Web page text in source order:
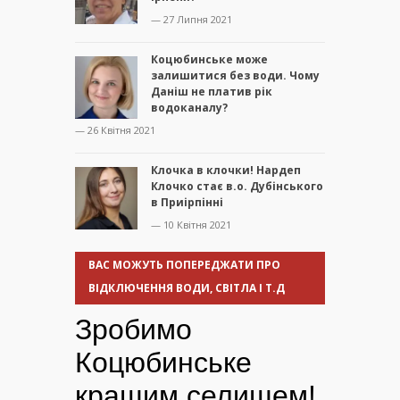
— 27 Липня 2021
Коцюбинське може
залишитися без води. Чому
Даніш не платив рік
водоканалу?
— 26 Квітня 2021
Клочка в клочки! Нардеп
Клочко стає в.о. Дубінського
в Приірпінні
— 10 Квітня 2021
ВАС МОЖУТЬ ПОПЕРЕДЖАТИ ПРО
ВІДКЛЮЧЕННЯ ВОДИ, СВІТЛА І Т.Д